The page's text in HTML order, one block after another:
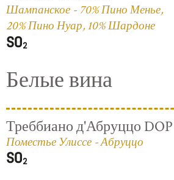
Шампанское - 70% Пино Менье,
20% Пино Нуар, 10% Шардоне
Белые вина
Треббиано д'Абруццо DOP
Поместье Улиссе - Абруццо